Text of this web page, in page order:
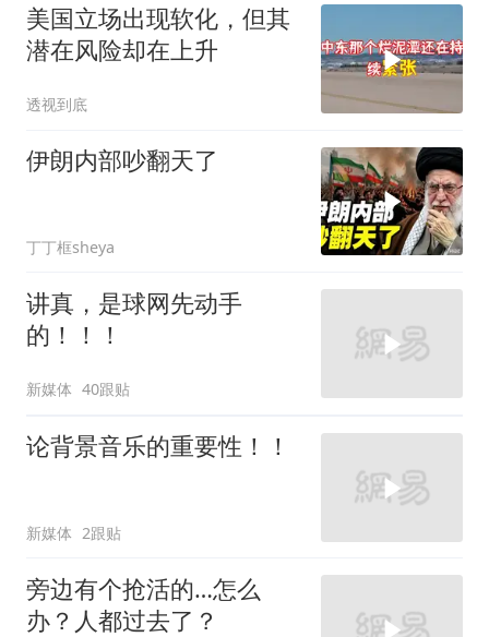
美国立场出现软化，但其
潜在风险却在上升
透视到底
伊朗内部吵翻天了
丁丁框sheya
讲真，是球网先动手
的！！！
新媒体 40跟贴
论背景音乐的重要性！！
新媒体 2跟贴
旁边有个抢活的…怎么
办？人都过去了？